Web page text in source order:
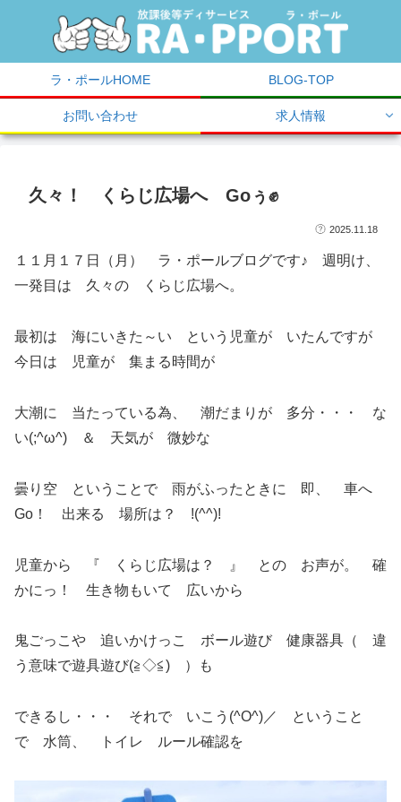
ラ・ポールHOME BLOG-TOP
お問い合わせ 求人情報
久々！ くらじ広場へ Goぅ✊
2025.11.18
１１月１７日（月） ラ・ポールブログです♪ 週明け、
一発目は 久々の くらじ広場へ。
最初は 海にいきた～い という児童が いたんですが
今日は 児童が 集まる時間が
大潮に 当たっている為、 潮だまりが 多分・・・ な
い(;^ω^) ＆ 天気が 微妙な
曇り空 ということで 雨がふったときに 即、 車へ
Go！ 出来る 場所は？ !(^^)!
児童から 『 くらじ広場は？ 』 との お声が。 確
かにっ！ 生き物もいて 広いから
鬼ごっこや 追いかけっこ ボール遊び 健康器具（ 違
う意味で遊具遊び(≧◇≦) ）も
できるし・・・ それで いこう(^O^)／ ということ
で 水筒、 トイレ ルール確認を